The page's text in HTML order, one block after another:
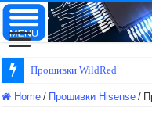
Прошивки WildRed
Home / Прошивки Hisense /